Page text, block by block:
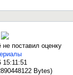
не поставил оценку
15:11:51
Bytes)